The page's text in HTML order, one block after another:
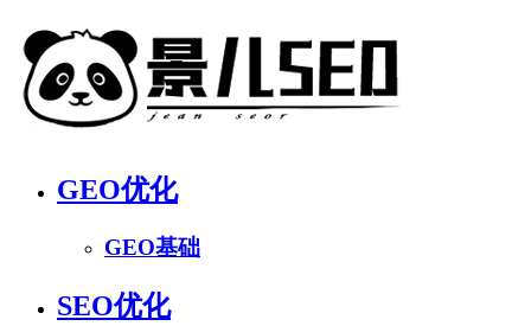
GEO优化
GEO基础
SEO优化